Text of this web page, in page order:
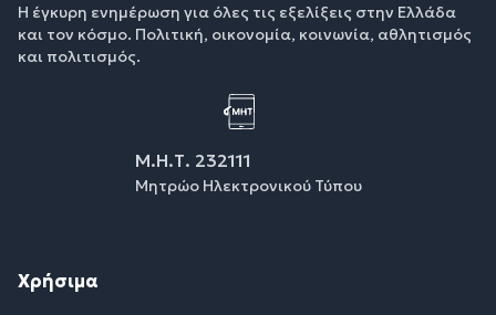
Η έγκυρη ενημέρωση για όλες τις εξελίξεις στην Ελλάδα
και τον κόσμο. Πολιτική, οικονομία, κοινωνία, αθλητισμός
και πολιτισμός.
Μ.Η.Τ. 232111
Μητρώο Ηλεκτρονικού Τύπου
Χρήσιμα